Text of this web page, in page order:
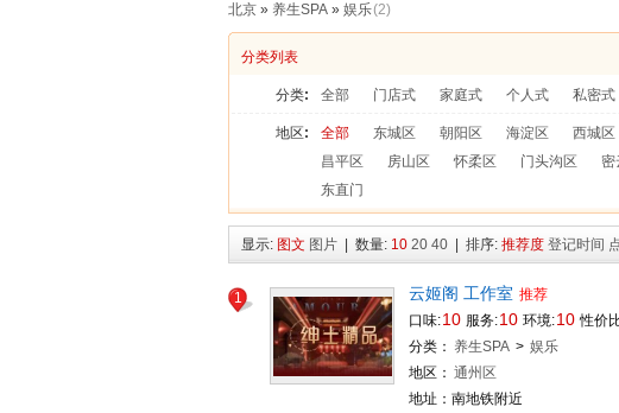
北京 » 养生SPA » 娱乐(2)
分类列表
分类: 全部 门店式 家庭式 个人式 私密式
地区: 全部 东城区 朝阳区 海淀区 西城区
昌平区
房山区 怀柔区 门头沟区 密
东直门
显示: 图文 图片 | 数量: 10 20 40 | 排序: 推荐度 登记时间
1 云姬阁 工作室 推荐
口味:10 服务:10 环境:10 性价
分类： 养生SPA > 娱乐
地区： 通州区
地址：南地铁附近